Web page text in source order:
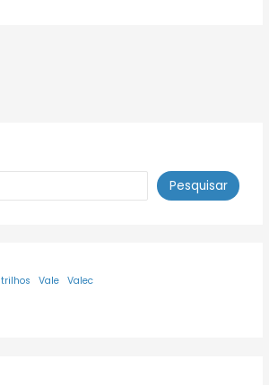
Pesquisar
trilhos Vale Valec